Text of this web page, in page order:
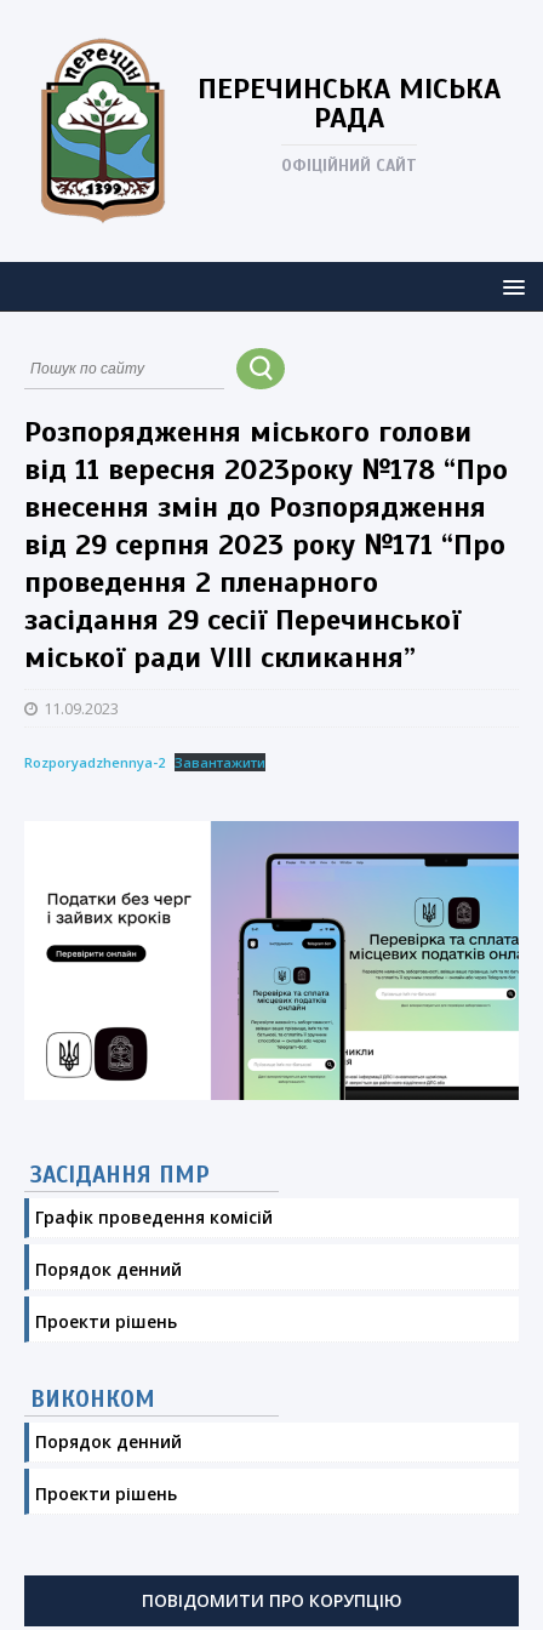
ПЕРЕЧИНСЬКА МІСЬКА
РАДА
ОФІЦІЙНИЙ САЙТ
Розпорядження міського голови
від 11 вересня 2023року №178 “Про
внесення змін до Розпорядження
від 29 серпня 2023 року №171 “Про
проведення 2 пленарного
засідання 29 сесії Перечинської
міської ради VIII скликання”
11.09.2023
Rozporyadzhennya-2 Завантажити
ЗАСІДАННЯ ПМР
Графік проведення комісій
Порядок денний
Проекти рішень
ВИКОНКОМ
Порядок денний
Проекти рішень
ПОВІДОМИТИ ПРО КОРУПЦІЮ